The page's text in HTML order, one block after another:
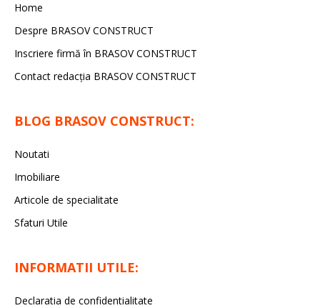
Home
Despre BRASOV CONSTRUCT
Inscriere firmă în BRASOV CONSTRUCT
Contact redacţia BRASOV CONSTRUCT
BLOG BRASOV CONSTRUCT:
Noutati
Imobiliare
Articole de specialitate
Sfaturi Utile
INFORMATII UTILE:
Declaratia de confidentialitate